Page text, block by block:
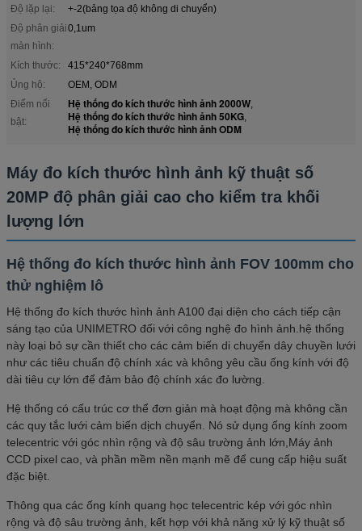
Độ lặp lại:
+-2(bảng tọa độ không di chuyển)
Độ phân giải
màn hình:
0,1um
Kích thước:
415*240*768mm
Ủng hộ:
OEM, ODM
Điểm nổi
bật:
Hệ thống đo kích thước hình ảnh 2000W,
Hệ thống đo kích thước hình ảnh 50KG,
Hệ thống đo kích thước hình ảnh ODM
Máy đo kích thước hình ảnh kỹ thuật số
20MP độ phân giải cao cho kiểm tra khối
lượng lớn
Hệ thống đo kích thước hình ảnh FOV 100mm cho
thử nghiệm lô
Hệ thống đo kích thước hình ảnh A100 đại diện cho cách tiếp cận
sáng tạo của UNIMETRO đối với công nghệ đo hình ảnh.hệ thống
này loại bỏ sự cần thiết cho các cảm biến di chuyển dây chuyền lưới
như các tiêu chuẩn độ chính xác và không yêu cầu ống kính với độ
dài tiêu cự lớn để đảm bảo độ chính xác đo lường.
Hệ thống có cấu trúc cơ thể đơn giản mà hoạt động mà không cần
các quy tắc lưới cảm biến dịch chuyển. Nó sử dụng ống kính zoom
telecentric với góc nhìn rộng và độ sâu trường ảnh lớn,Máy ảnh
CCD pixel cao, và phần mềm nền mạnh mẽ để cung cấp hiệu suất
đặc biệt.
Thông qua các ống kính quang học telecentric kép với góc nhìn
rộng và độ sâu trường ảnh, kết hợp với khả năng xử lý kỹ thuật số